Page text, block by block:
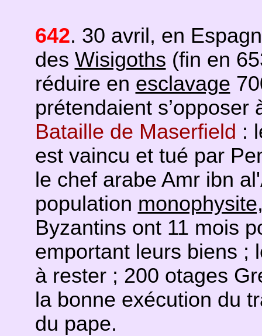
642. 30 avril, en
des Wisigoths (fin en
réduire en esclavage
prétendaient
Bataille de Maserfield :
est vaincu et tué par
le chef arabe Amr ibn
population
Byzantins ont 11 mois
emportant leurs biens ;
à rester ; 200 otages
la bonne exécution du
du pape.